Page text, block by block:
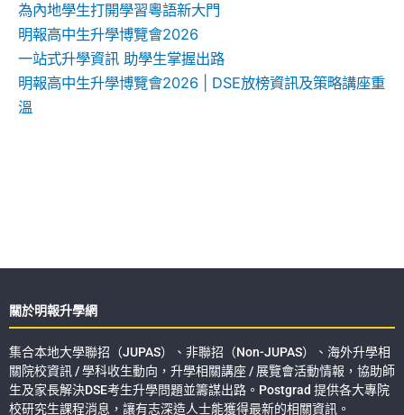
為內地學生打開學習粵語新大門
明報高中生升學博覽會2026
一站式升學資訊 助學生掌握出路
明報高中生升學博覽會2026 | DSE放榜資訊及策略講座重
溫
關於明報升學網
集合本地大學聯招（JUPAS）、非聯招（Non-JUPAS）、海外升學相
關院校資訊 / 學科收生動向，升學相關講座 / 展覽會活動情報，協助師
生及家長解決DSE考生升學問題並籌謀出路。Postgrad 提供各大專院
校研究生課程消息，讓有志深造人士能獲得最新的相關資訊。